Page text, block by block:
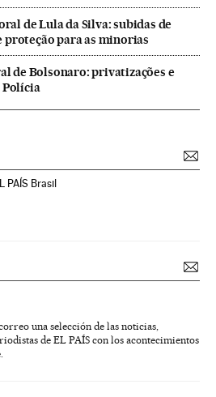
de Lula da Silva: subidas de
proteção para as minorias
de Bolsonaro: privatizações e
Polícia
PAÍS Brasil
una selección de las noticias,
de EL PAÍS con los acontecimientos